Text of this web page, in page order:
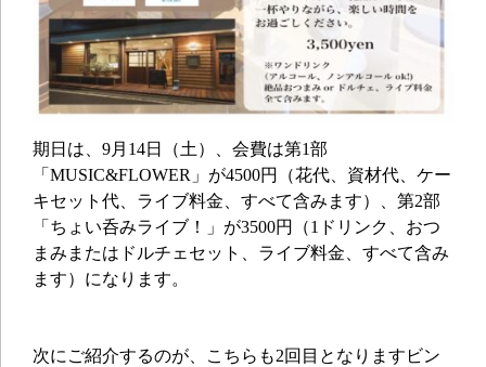
期日は、9月14日（土）、会費は第1部
「MUSIC&FLOWER」が4500円（花代、資材代、ケー
キセット代、ライブ料金、すべて含みます）、第2部
「ちょい呑みライブ！」が3500円（1ドリンク、おつ
まみまたはドルチェセット、ライブ料金、すべて含み
ます）になります。
次にご紹介するのが、こちらも2回目となりますビン